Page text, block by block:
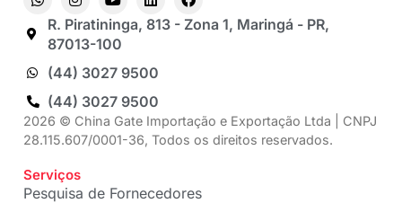
R. Piratininga, 813 - Zona 1, Maringá - PR,
87013-100
(44) 3027 9500
(44) 3027 9500
2026 © China Gate Importação e Exportação Ltda | CNPJ
28.115.607/0001-36, Todos os direitos reservados.
Serviços
Pesquisa de Fornecedores